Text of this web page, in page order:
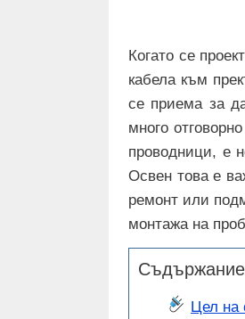
Когато се
кабела към
се приема за
много
проводници, е
Освен това е
ремонт или
монтажа на
Цел на